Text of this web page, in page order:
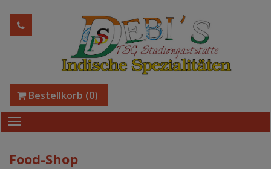
Bestellkorb (0)
Food-Shop